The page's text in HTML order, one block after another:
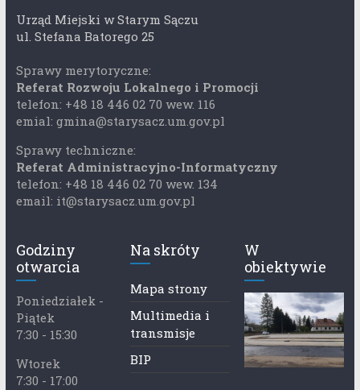
Urząd Miejski w Starym Sączu
ul. Stefana Batorego 25
Sprawy merytoryczne:
Referat Rozwoju Lokalnego i Promocji
telefon: +48 18 446 02 70 wew. 116
emial: gmina@starysacz.um.gov.pl
Sprawy techniczne:
Referat Administracyjno-Informatyczny
telefon: +48 18 446 02 70 wew. 134
email: it@starysacz.um.gov.pl
Godziny
otwarcia
Poniedziałek -
Piątek
7:30 - 15:30
Wtorek
7:30 - 17:00
Na skróty
Mapa strony
Multimedia i
transmisje
BIP
W
obiektywie